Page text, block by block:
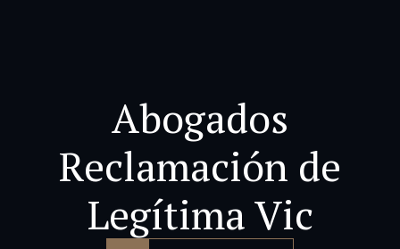
Abogados
Reclamación de
Legítima Vic